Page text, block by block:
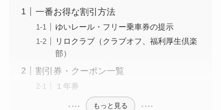
一番お得な割引方法
ゆいレール・フリー乗車券の提示
リロクラブ（クラブオフ、福利厚生倶楽
部）
割引券・クーポン一覧
１年券
もっと見る